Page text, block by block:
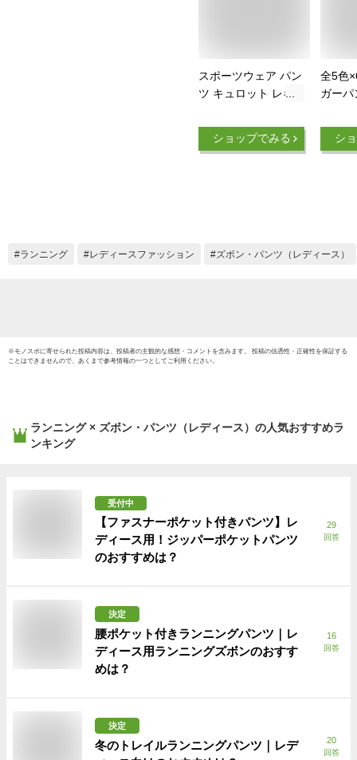
スポーツウェア パン
ツ キュロット レギ
ース トレーニングウ
ェア ジム ウェア ジ
グ ショートパンツ
ショップでみる
全5色
ガーパ
り 冷
冷感
トゴ
シ
ランニング レディースファッション ズボン・パンツ（レディース）
※モノスポに寄せられた投稿内容は、投稿者の主観的な感想・コメントを含みます。 投稿の信憑性・正確性を保証する
ことはできませんので、あくまで参考情報の一つとしてご利用ください。
ランニング × ズボン・パンツ（レディース） の人気おすすめラ
ンキング
受付中
【ファスナーポケット付きパンツ】レ
ディース用！ジッパーポケットパンツ
のおすすめは？
29
回答
決定
腰ポケット付きランニングパンツ｜レ
ディース用ランニングズボンのおすす
めは？
16
回答
決定
冬のトレイルランニングパンツ｜レデ
20
回答